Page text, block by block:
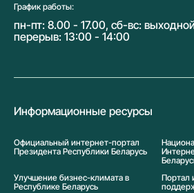
График работы:
пн-пт: 8.00 - 17.00, сб-вс:
перерыв: 13:00 - 14:00
Информационные ресурсы
Официальный интернет-портал
Президента Республики Беларусь
Улучшение бизнес-климата в
Республике Беларусь
Портал